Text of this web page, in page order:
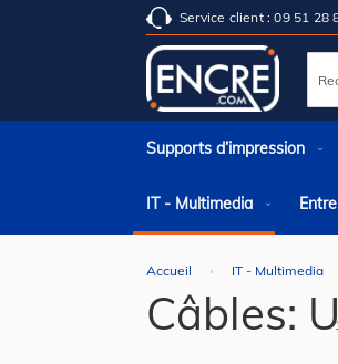
Service client : 09 51 28
Supports d’impression
IT - Multimedia
Accueil IT - Multimedia
Câbles: